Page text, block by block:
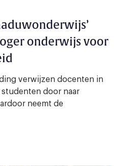
onderwijs voor
verwijzen docenten in
door naar
neemt de